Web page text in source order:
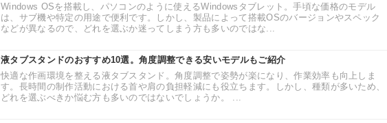
Windows OSを搭載し、パソコンのように使えるWindowsタブレット。手頃な価格のモデル
は、サブ機や特定の用途で便利です。しかし、製品によって搭載OSのバージョンやスペック
などが異なるので、どれを選ぶか迷ってしまう方も多いのではな...
液タブスタンドのおすすめ10選。角度調整できる安いモデルもご紹介
快適な作画環境を整える液タブスタンド。角度調整で姿勢が楽になり、作業効率も向上しま
す。長時間の制作活動における首や肩の負担軽減にも役立ちます。しかし、種類が多いため、
どれを選ぶべきか悩む方も多いのではないでしょうか。 ...